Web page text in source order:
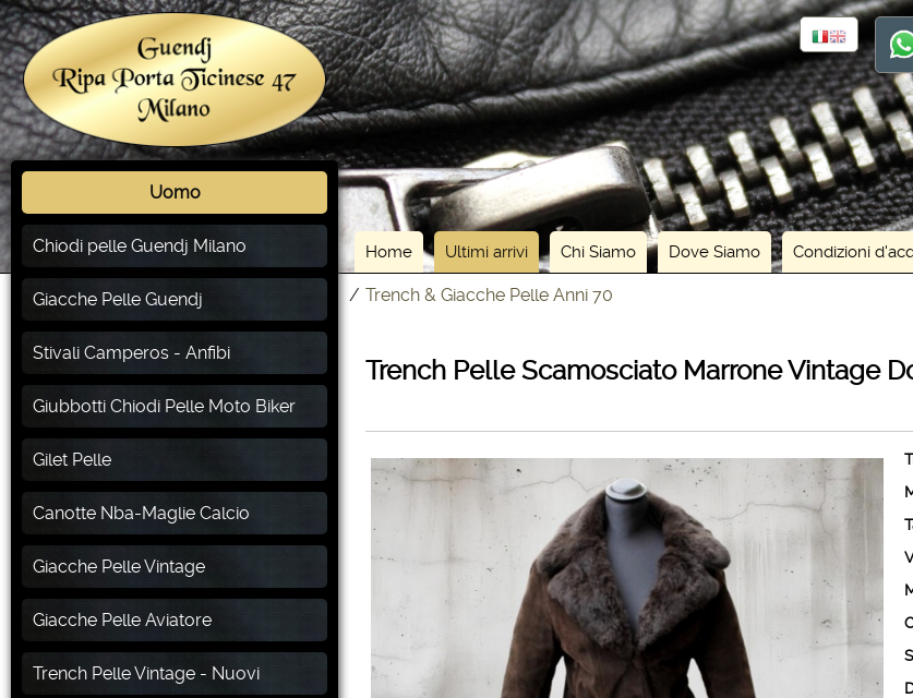
Home Ultimi arrivi Chi Siamo Dove Siamo Condizioni
/ Trench & Giacche Pelle Anni 70
Uomo
Chiodi pelle Guendj Milano
Giacche Pelle Guendj
Stivali Camperos - Anfibi
Giubbotti Chiodi Pelle Moto Biker
Gilet Pelle
Canotte Nba-Maglie Calcio
Giacche Pelle Vintage
Giacche Pelle Aviatore
Trench Pelle Vintage - Nuovi
Trench Pelle Scamosciato Marrone Vintage